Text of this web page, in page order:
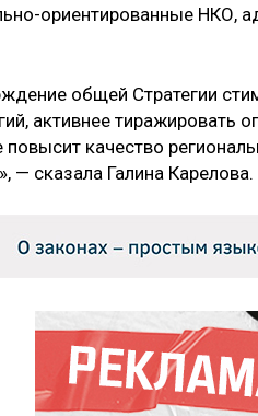
ориентированные НКО,
общей Стратегии
активнее тиражировать
повысит качество
— сказала Галина Карелова.